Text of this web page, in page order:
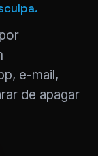
e-mail,
de apagar